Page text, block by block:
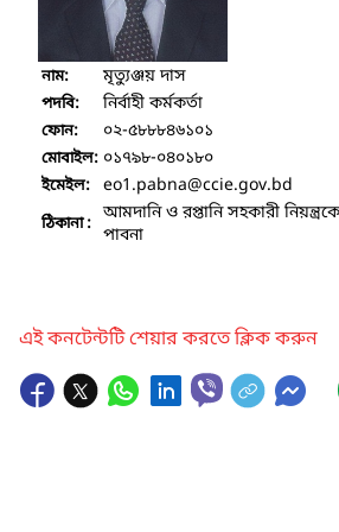
নাম: মৃত্যুঞ্জয় দাস
পদবি: নির্বাহী কর্মকর্তা
ফোন: ০২-৫৮৮৮৪৬১০১
মোবাইল: ০১৭৯৮-০৪০১৮০
ইমেইল: eo1.pabna@ccie.gov.bd
ঠিকানা : আমদানি ও রপ্তানি সহকারী
পাবনা
এই কনটেন্টটি শেয়ার করতে ক্লিক করুন